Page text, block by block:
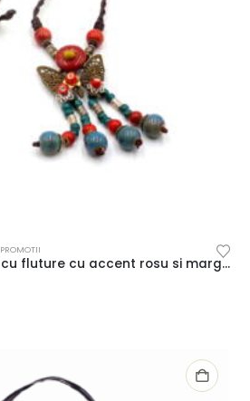
PROMOTII
Colier stil boho, lung, cu fluture cu accent rosu si margele ceramice